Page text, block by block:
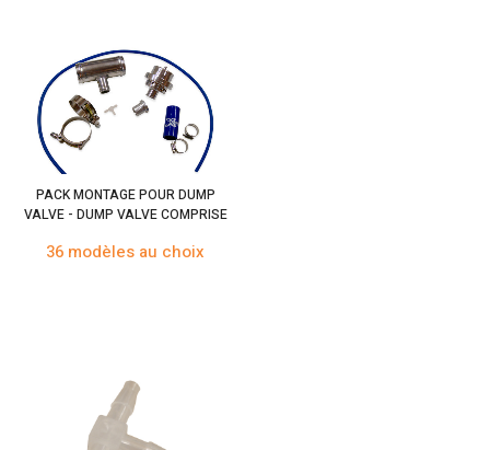
PACK MONTAGE POUR DUMP
VALVE - DUMP VALVE COMPRISE
36 modèles au choix